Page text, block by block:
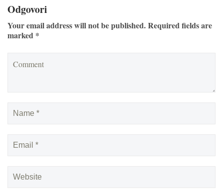
Odgovori
Your email address will not be published. Required fields are
marked *